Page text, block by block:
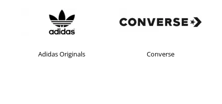
Adidas Originals Converse